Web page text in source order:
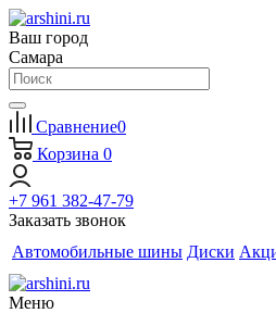
Ваш город
Самара
Сравнение0
Корзина 0
+7 961 382-47-79
Заказать звонок
Автомобильные шины Диски
Меню